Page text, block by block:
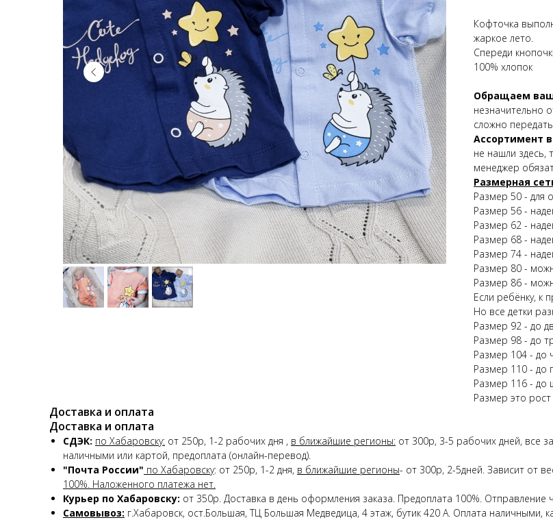
Кофточка
жаркое лето.
Спереди
100% хлопок
Обращаем
незначительно
сложно передать.
Ассортимент
не нашли здесь,
менеджер
Размерная
Размер 50 - для
Размер 56 -
Размер 62 -
Размер 68 -
Размер 74 -
Размер 80 -
Размер 86 -
Если ребёнку, к
Но все детки
Размер 92 - до
Размер 98 - до
Размер 104 - до
Размер 110 - до
Размер 116 - до
Размер это
Доставка и оплата
Доставка и оплата
СДЭК: по Хабаровску: от 250р, 1-2 рабочих дня , в ближайшие регионы: от 300р, 3-5 рабочих дней, все
наличными или картой, предоплата (онлайн-перевод).
"Почта России" по Хабаровску: от 250р, 1-2 дня, в ближайшие регионы- от 300р, 2-5дней. Зависит от
100%. Наложенного платежа нет.
Курьер по Хабаровску: от 350р. Доставка в день оформления заказа. Предоплата 100%. Отправление
Самовывоз: г.Хабаровск, ост.Большая, ТЦ Большая Медведица, 4 этаж, бутик 420 А. Оплата наличными,